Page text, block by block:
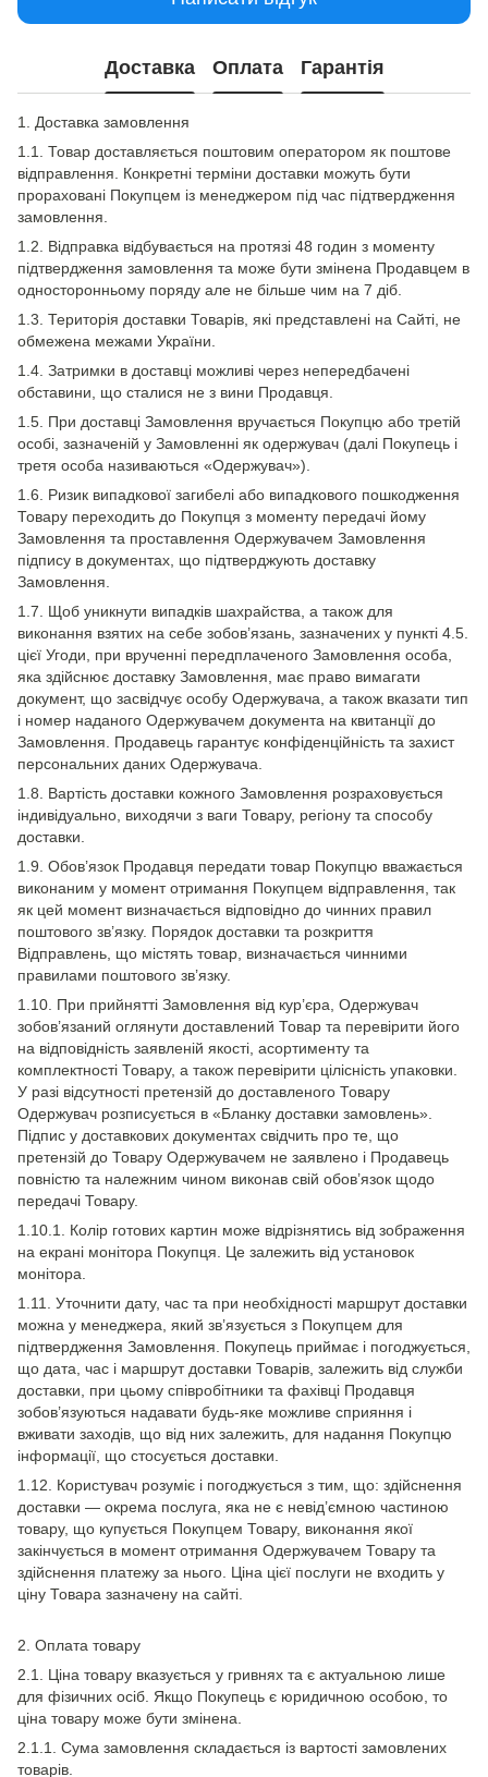
Доставка Оплата Гарантія
1. Доставка замовлення
1.1. Товар доставляється поштовим оператором як поштове
відправлення. Конкретні терміни доставки можуть бути
прораховані Покупцем із менеджером під час підтвердження
замовлення.
1.2. Відправка відбувається на протязі 48 годин з моменту
підтвердження замовлення та може бути змінена Продавцем в
односторонньому поряду але не більше чим на 7 діб.
1.3. Територія доставки Товарів, які представлені на Сайті, не
обмежена межами України.
1.4. Затримки в доставці можливі через непередбачені
обставини, що сталися не з вини Продавця.
1.5. При доставці Замовлення вручається Покупцю або третій
особі, зазначеній у Замовленні як одержувач (далі Покупець і
третя особа називаються «Одержувач»).
1.6. Ризик випадкової загибелі або випадкового пошкодження
Товару переходить до Покупця з моменту передачі йому
Замовлення та проставлення Одержувачем Замовлення
підпису в документах, що підтверджують доставку
Замовлення.
1.7. Щоб уникнути випадків шахрайства, а також для
виконання взятих на себе зобов’язань, зазначених у пункті 4.5.
цієї Угоди, при врученні передплаченого Замовлення особа,
яка здійснює доставку Замовлення, має право вимагати
документ, що засвідчує особу Одержувача, а також вказати тип
і номер наданого Одержувачем документа на квитанції до
Замовлення. Продавець гарантує конфіденційність та захист
персональних даних Одержувача.
1.8. Вартість доставки кожного Замовлення розраховується
індивідуально, виходячи з ваги Товару, регіону та способу
доставки.
1.9. Обов’язок Продавця передати товар Покупцю вважається
виконаним у момент отримання Покупцем відправлення, так
як цей момент визначається відповідно до чинних правил
поштового зв’язку. Порядок доставки та розкриття
Відправлень, що містять товар, визначається чинними
правилами поштового зв’язку.
1.10. При прийнятті Замовлення від кур’єра, Одержувач
зобов’язаний оглянути доставлений Товар та перевірити його
на відповідність заявленій якості, асортименту та
комплектності Товару, а також перевірити цілісність упаковки.
У разі відсутності претензій до доставленого Товару
Одержувач розписується в «Бланку доставки замовлень».
Підпис у доставкових документах свідчить про те, що
претензій до Товару Одержувачем не заявлено і Продавець
повністю та належним чином виконав свій обов’язок щодо
передачі Товару.
1.10.1. Колір готових картин може відрізнятись від зображення
на екрані монітора Покупця. Це залежить від установок
монітора.
1.11. Уточнити дату, час та при необхідності маршрут доставки
можна у менеджера, який зв’язується з Покупцем для
підтвердження Замовлення. Покупець приймає і погоджується,
що дата, час і маршрут доставки Товарів, залежить від служби
доставки, при цьому співробітники та фахівці Продавця
зобов’язуються надавати будь-яке можливе сприяння і
вживати заходів, що від них залежить, для надання Покупцю
інформації, що стосується доставки.
1.12. Користувач розуміє і погоджується з тим, що: здійснення
доставки — окрема послуга, яка не є невід’ємною частиною
товару, що купується Покупцем Товару, виконання якої
закінчується в момент отримання Одержувачем Товару та
здійснення платежу за нього. Ціна цієї послуги не входить у
ціну Товара зазначену на сайті.
2. Оплата товару
2.1. Ціна товару вказується у гривнях та є актуальною лише
для фізичних осіб. Якщо Покупець є юридичною особою, то
ціна товару може бути змінена.
2.1.1. Сума замовлення складається із вартості замовлених
товарів.